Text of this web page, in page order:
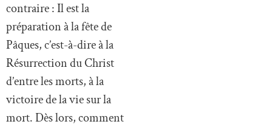
contraire : Il est la
préparation à la fête de
Pâques, c’est-à-dire à la
Résurrection du Christ
d’entre les morts, à la
victoire de la vie sur la
mort. Dès lors, comment